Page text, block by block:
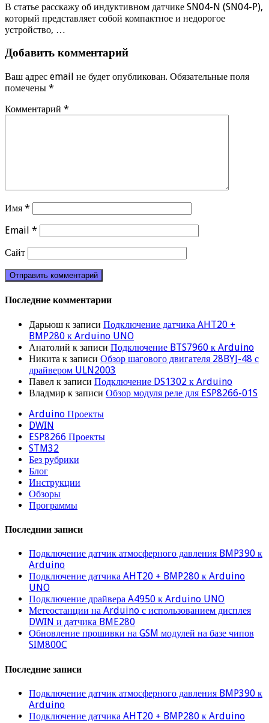
В статье расскажу об индуктивном датчике SN04-N (SN04-P),
который представляет собой компактное и недорогое
устройство, …
Добавить комментарий
Ваш адрес email не будет опубликован. Обязательные поля
помечены *
Комментарий *
Имя *
Email *
Сайт
Последние комментарии
Дарьюш к записи Подключение датчика AHT20 +
BMP280 к Arduino UNO
Анатолий к записи Подключение BTS7960 к Arduino
Никита к записи Обзор шагового двигателя 28BYJ-48 с
драйвером ULN2003
Павел к записи Подключение DS1302 к Arduino
Владмир к записи Обзор модуля реле для ESP8266-01S
Arduino Проекты
DWIN
ESP8266 Проекты
STM32
Без рубрики
Блог
Инструкции
Обзоры
Программы
Последнии записи
Подключение датчик атмосферного давления BMP390 к
Arduino
Подключение датчика AHT20 + BMP280 к Arduino
UNO
Подключение драйвера A4950 к Arduino UNO
Метеостанции на Arduino с использованием дисплея
DWIN и датчика BME280
Обновление прошивки на GSM модулей на базе чипов
SIM800C
Последние записи
Подключение датчик атмосферного давления BMP390 к
Arduino
Подключение датчика AHT20 + BMP280 к Arduino